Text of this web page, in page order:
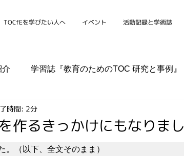
TOCfEを学びたい人へ イベント 活動記録と学術誌
介 学習誌『教育のためのTOC 研究と事例』
学校
作るきっかけにもなりま
時間: 2分
（以下、全文そのまま）